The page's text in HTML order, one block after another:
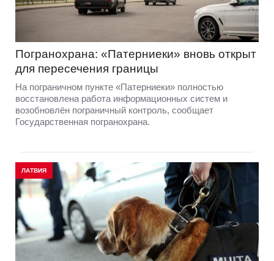
Погранохрана: «Патерниеки» вновь открыт
для пересечения границы
На пограничном пункте «Патерниеки» полностью
восстановлена работа информационных систем и
возобновлён пограничный контроль, сообщает
Государственная погранохрана.
ЛАТВИЯ